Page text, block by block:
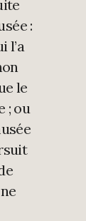
:
l’a
le
; ou